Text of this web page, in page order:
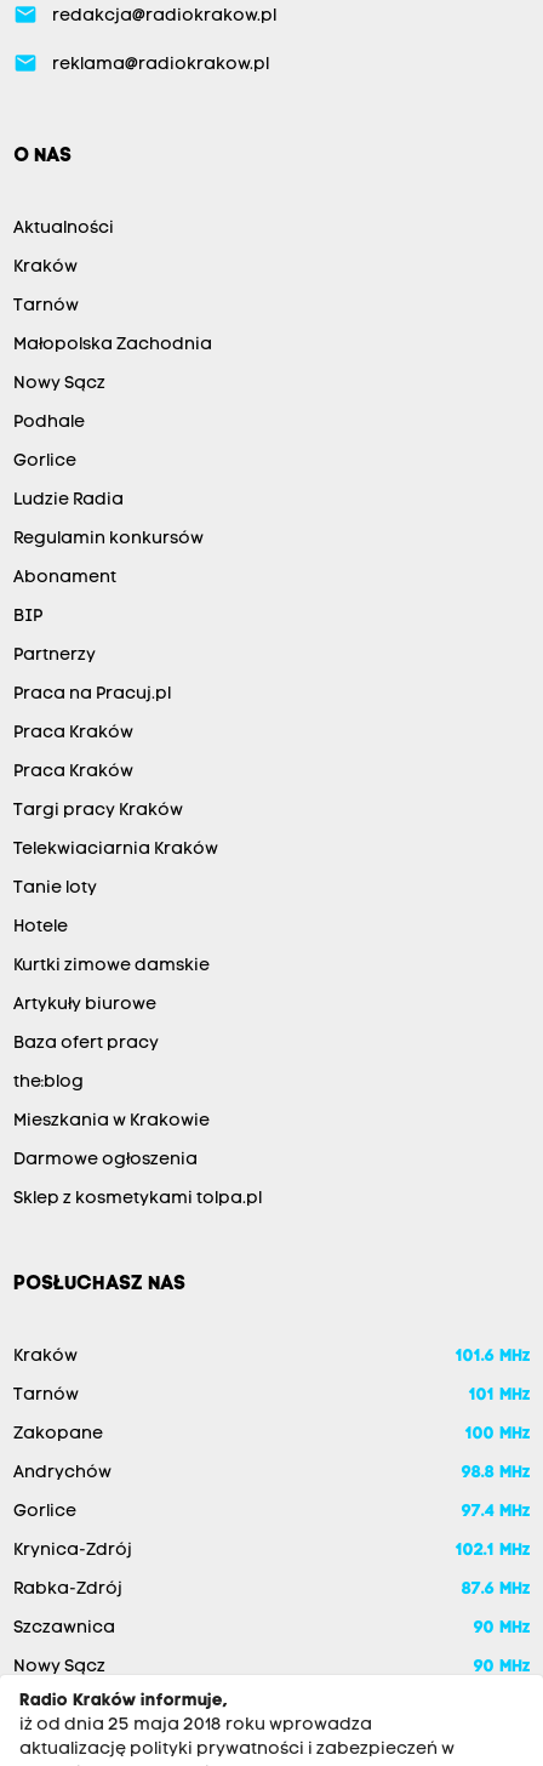
email redakcja@radiokrakow.pl
email reklama@radiokrakow.pl
O NAS
Aktualności
Kraków
Tarnów
Małopolska Zachodnia
Nowy Sącz
Podhale
Gorlice
Ludzie Radia
Regulamin konkursów
Abonament
BIP
Partnerzy
Praca na Pracuj.pl
Praca Kraków
Praca Kraków
Targi pracy Kraków
Telekwiaciarnia Kraków
Tanie loty
Hotele
Kurtki zimowe damskie
Artykuły biurowe
Baza ofert pracy
the:blog
Mieszkania w Krakowie
Darmowe ogłoszenia
Sklep z kosmetykami tolpa.pl
POSŁUCHASZ NAS
Kraków 101.6 MHz
Tarnów 101 MHz
Zakopane 100 MHz
Andrychów 98.8 MHz
Gorlice 97.4 MHz
Krynica-Zdrój 102.1 MHz
Rabka-Zdrój 87.6 MHz
Szczawnica 90 MHz
Nowy Sącz
90 MHz
Radio Kraków informuje,
iż od dnia 25 maja 2018 roku wprowadza
aktualizację polityki prywatności i zabezpieczeń w